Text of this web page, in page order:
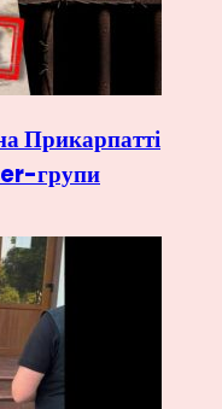
Прикарпатті
групи